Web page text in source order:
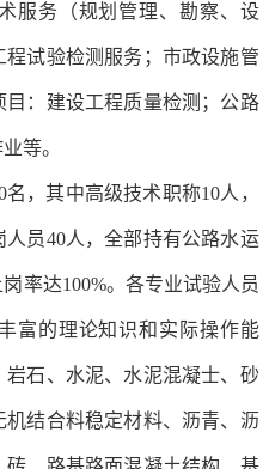
服务（规划管理、勘察、设
试验检测服务；市政设施管
：建设工程质量检测；公路
等。
，其中高级技术职称10人，
员40人，全部持有公路水运
率达100%。各专业试验人员
富的理论知识和实际操作能
石、水泥、水泥混凝士、砂
结合料稳定材料、沥青、沥